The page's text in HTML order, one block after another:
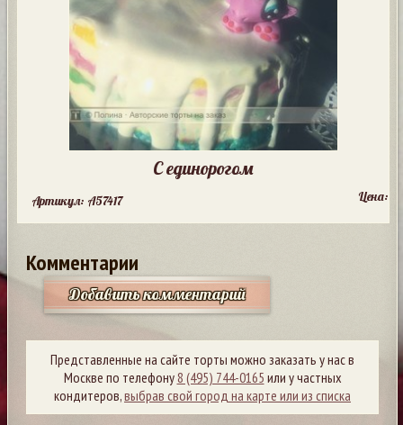
С единорогом
Артикул: A57417 Цена:
Комментарии
Добавить комментарий
Представленные на сайте торты можно заказать у нас в
Москве по телефону8 (495) 744-0165 или у частных
кондитеров,выбрав свой город на карте или из списка